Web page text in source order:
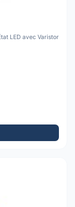
LED avec Varistor